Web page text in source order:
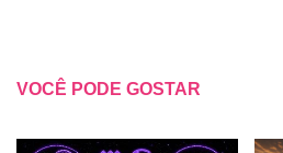
VOCÊ PODE GOSTAR